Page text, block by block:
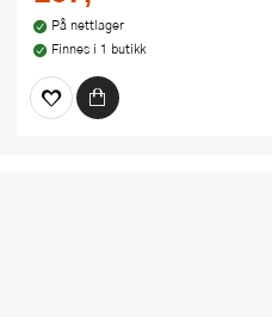
På nettlager
Finnes i 1 butikk